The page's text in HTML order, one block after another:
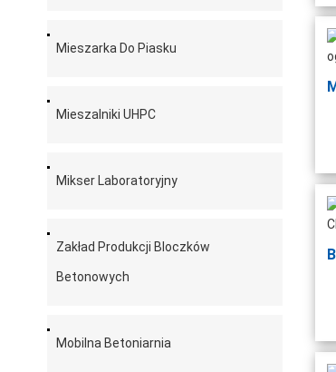
Mieszarka Do Piasku
Mieszalniki UHPC
Mikser Laboratoryjny
Zakład Produkcji Bloczków
Betonowych
Mobilna Betoniarnia